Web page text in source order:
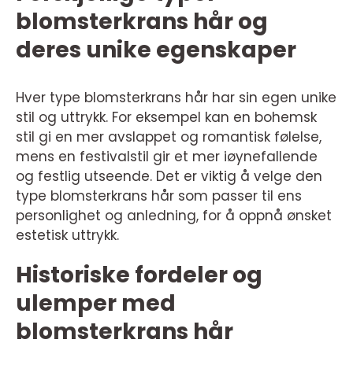
blomsterkrans hår og
deres unike egenskaper
Hver type blomsterkrans hår har sin egen unike
stil og uttrykk. For eksempel kan en bohemsk
stil gi en mer avslappet og romantisk følelse,
mens en festivalstil gir et mer iøynefallende
og festlig utseende. Det er viktig å velge den
type blomsterkrans hår som passer til ens
personlighet og anledning, for å oppnå ønsket
estetisk uttrykk.
Historiske fordeler og
ulemper med
blomsterkrans hår